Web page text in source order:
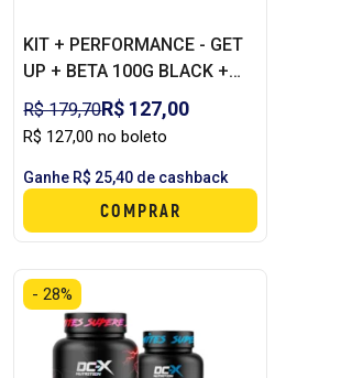
KIT + PERFORMANCE - GET
UP + BETA 100G BLACK +
CREATINA 300G GROWUP
R$ 179,70R$ 127,00
R$ 127,00 no boleto
Ganhe R$ 25,40 de cashback
COMPRAR
- 28%